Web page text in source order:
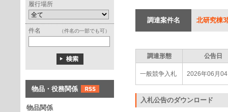
履行場所
件名 （件名の一部でも可）
物品・役務関係
物品関係
調達案件名 北研究棟
調達形態 公告日
一般競争入札 2026年06月
入札公告のダウンロード